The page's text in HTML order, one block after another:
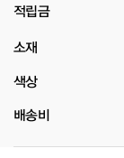
적립금
소재
색상
배송비